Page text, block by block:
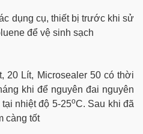
dụng cụ, thiết bị trước khi sử
để vệ sinh sạch
20 Lít, Microsealer 50 có thời
khi để nguyên đai nguyên
nhiệt độ 5-25oC. Sau khi đã
càng tốt